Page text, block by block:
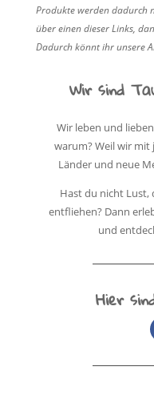
Produkte werden dadurch
über einen dieser Links,
Dadurch könnt ihr unsere
Wir sind
Wir leben und
warum? Weil wir mit
Länder und neue
Hast du nicht Lust,
entfliehen? Dann
und
Hier